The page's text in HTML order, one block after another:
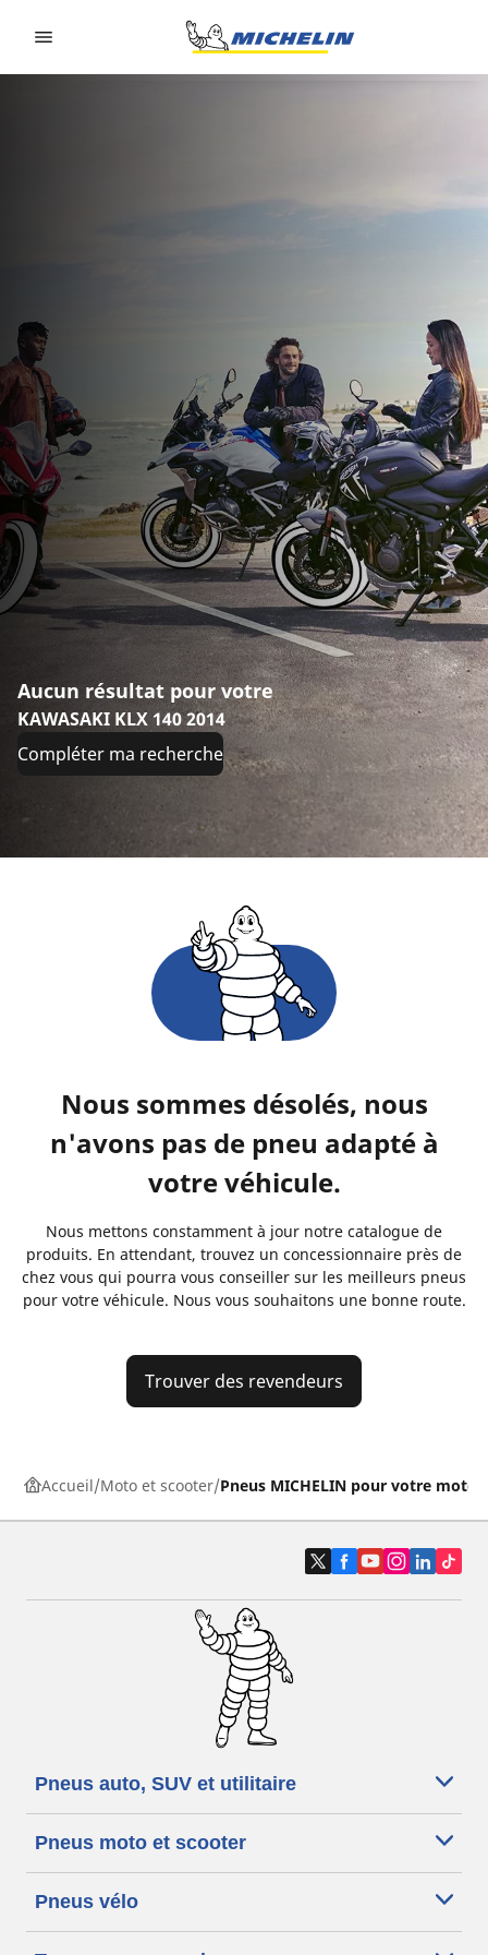
Aucun résultat pour votre
KAWASAKI KLX 140 2014
Compléter ma recherche
Nous sommes désolés, nous
n'avons pas de pneu adapté à
votre véhicule.
Nous mettons constamment à jour notre catalogue de
produits. En attendant, trouvez un concessionnaire près de
chez vous qui pourra vous conseiller sur les meilleurs pneus
pour votre véhicule. Nous vous souhaitons une bonne route.
Trouver des revendeurs
Accueil Moto et scooter Pneus MICHELIN pour votre moto
Pneus auto, SUV et utilitaire
Pneus moto et scooter
Pneus vélo